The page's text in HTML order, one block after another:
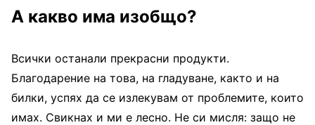
А какво има изобщо?
Всички останали прекрасни продукти.
Благодарение на това, на гладуване, както и на
билки, успях да се излекувам от проблемите, които
имах. Свикнах и ми е лесно. Не си мисля: защо не